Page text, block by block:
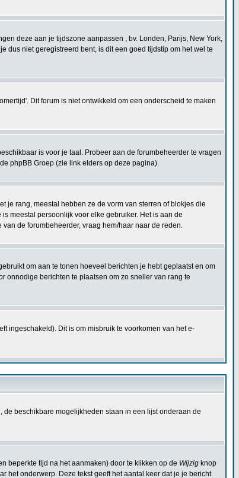
deze aan je tijdszone aanpassen , bv. Londen, Parijs, New York,
dus niet geregistreerd bent, is dit een goed tijdstip om het wel te
Dit forum is niet ontwikkeld om een onderscheid te maken
is voor je taal. Probeer aan de forumbeheerder te vragen
phpBB Groep (zie link elders op deze pagina).
je rang, meestal hebben ze de vorm van sterren of blokjes die
meestal persoonlijk voor elke gebruiker. Het is aan de
de forumbeheerder, vraag hem/haar naar de reden.
om aan te tonen hoeveel berichten je hebt geplaatst en om
onnodige berichten te plaatsen om zo sneller van rang te
ingeschakeld). Dit is om misbruik te voorkomen van het e-
beschikbare mogelijkheden staan in een lijst onderaan de
beperkte tijd na het aanmaken) door te klikken op de Wijzig knop
het onderwerp. Deze tekst geeft het aantal keer dat je je bericht